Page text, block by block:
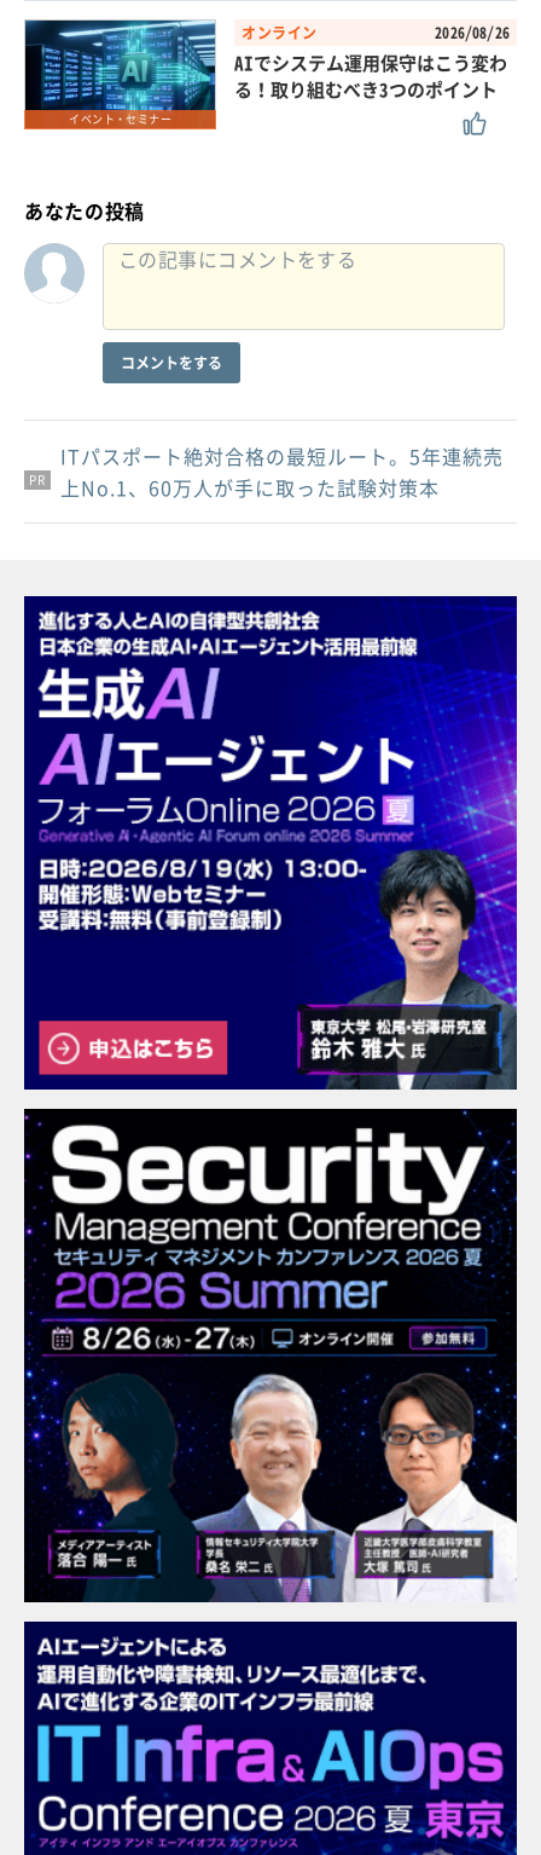
イベント・セミナー
オンライン 2026/08/26
AIでシステム運用保守はこう変わ
る！取り組むべき3つのポイント
あなたの投稿
コメントをする
PR
PR
PR
ITパスポート絶対合格の最短ルート。5年連続売
上No.1、60万人が手に取った試験対策本